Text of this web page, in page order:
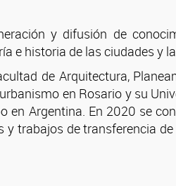
y difusión de
e historia de las ciudades y
de Arquitectura,
en Rosario y su
Argentina. En 2020 se
trabajos de transferencia